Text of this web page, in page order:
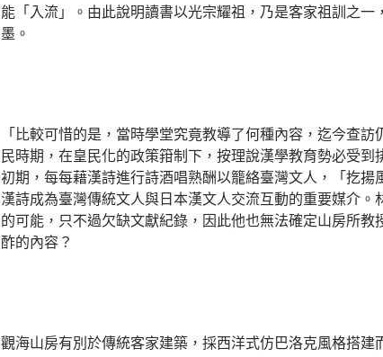
能「入流」。由此說明讀書以光宗耀祖，乃是客家祖訓之
墨。
「比較可惜的是，當時學堂究竟教導了何種內容，迄今查
民時期，在皇民化的政策箝制下，按理說漢學教育勢必受
初期，每每藉漢詩進行詩酒唱熟酬以籠絡臺灣文人，「扢
漢詩成為臺灣傳統文人與日本漢文人交流互動的重要媒介
的可能，只不過欠缺文獻紀錄，因此他也無法確定山房所
酢的內容？
觀海山房有別於傳統客家建築，採西洋式仿巴洛克風格搭